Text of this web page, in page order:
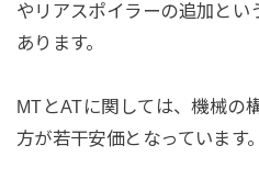
やリアスポイラーの追加と
あります。
MTとATに関しては、機械の
方が若干安価となっています。